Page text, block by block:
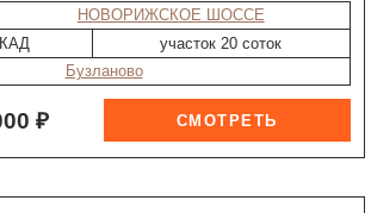
НОВОРИЖСКОЕ ШОССЕ
участок 20 соток
Бузланово
₽